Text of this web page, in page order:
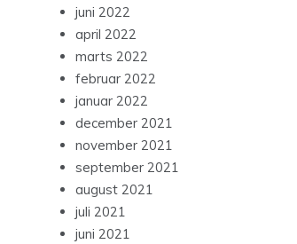
juni 2022
april 2022
marts 2022
februar 2022
januar 2022
december 2021
november 2021
september 2021
august 2021
juli 2021
juni 2021